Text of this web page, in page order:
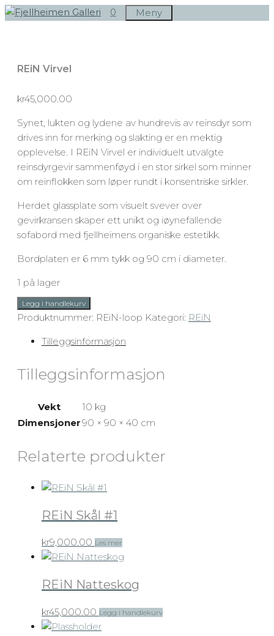
Hopp
0 Meny
REiN Virvel
kr45,000.00
Synet, lukten og lydene av hundrevis av reinsdyr som
drives inn for merking og slakting er en mektig
opplevelse. I REiN Virvel er individuelt utvalgte
reinsdyrgevir sammenføyd i en stor sirkel som minner
om reinflokken som løper rundt i konsentriske sirkler.
Herdet glassplate som visuelt svever over
gevirkransen skaper ett unikt og iøynefallende
sofabord med fjellheimens organiske estetikk.
Bordplaten er 6 mm tykk og 90 cm i diameter.
1 på lager
REiN
Virvel
Legg i handlekurv
Produktnummer: REiN-loop Kategori: REiN
Tilleggsinformasjon
Tilleggsinformasjon
Vekt
10 kg
Dimensjoner90 × 90 × 40 cm
Relaterte produkter
REiN Skål #1
kr9,000.00 Les mer
REiN Natteskog
kr45,000.00 Legg i handlekurv